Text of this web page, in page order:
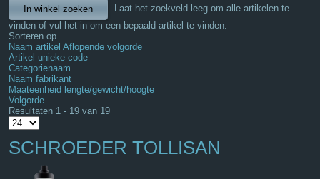
Laat het zoekveld leeg om alle artikelen te
vinden of vul het in om een bepaald artikel te vinden.
Sorteren op
Naam artikel Aflopende volgorde
Artikel unieke code
Categorienaam
Naam fabrikant
Maateenheid lengte/gewicht/hoogte
Volgorde
Resultaten 1 - 19 van 19
SCHROEDER TOLLISAN